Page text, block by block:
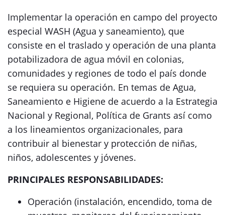
Implementar la operación en campo del proyecto
especial WASH (Agua y saneamiento), que
consiste en el traslado y operación de una planta
potabilizadora de agua móvil en colonias,
comunidades y regiones de todo el país donde
se requiera su operación. En temas de Agua,
Saneamiento e Higiene de acuerdo a la Estrategia
Nacional y Regional, Política de Grants así como
a los lineamientos organizacionales, para
contribuir al bienestar y protección de niñas,
niños, adolescentes y jóvenes.
PRINCIPALES RESPONSABILIDADES:
Operación (instalación, encendido, toma de